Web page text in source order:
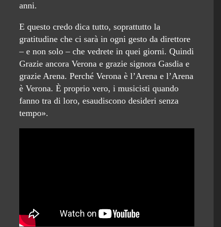
anni.
E questo credo dica tutto, soprattutto la
gratitudine che ci sarà in ogni gesto da direttore
– e non solo – che vedrete in quei giorni. Quindi
Grazie ancora Verona e grazie signora Gasdia e
grazie Arena. Perché Verona è l’Arena e l’Arena
è Verona. È proprio vero, i musicisti quando
fanno tra di loro, esaudiscono desideri senza
tempo».